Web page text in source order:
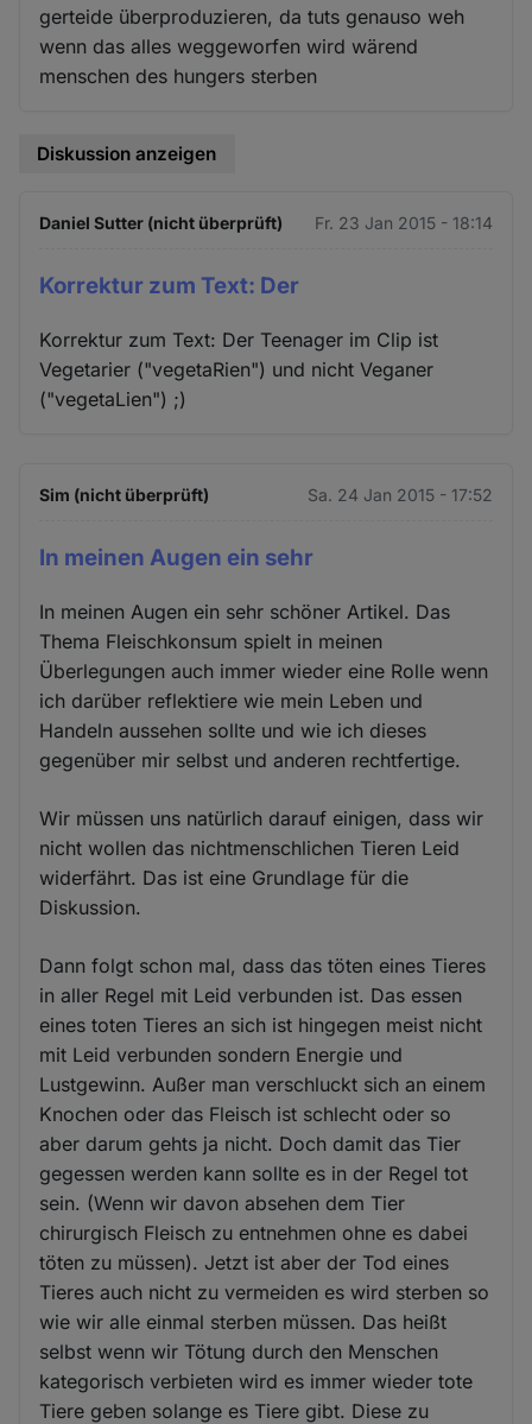
gerteide überproduzieren, da tuts genauso weh
wenn das alles weggeworfen wird wärend
menschen des hungers sterben
Diskussion anzeigen
Daniel Sutter (nicht überprüft) Fr. 23 Jan 2015 - 18:14
Korrektur zum Text: Der
Korrektur zum Text: Der Teenager im Clip ist
Vegetarier ("vegetaRien") und nicht Veganer
("vegetaLien") ;)
Sim (nicht überprüft) Sa. 24 Jan 2015 - 17:52
In meinen Augen ein sehr
In meinen Augen ein sehr schöner Artikel. Das
Thema Fleischkonsum spielt in meinen
Überlegungen auch immer wieder eine Rolle wenn
ich darüber reflektiere wie mein Leben und
Handeln aussehen sollte und wie ich dieses
gegenüber mir selbst und anderen rechtfertige.
Wir müssen uns natürlich darauf einigen, dass wir
nicht wollen das nichtmenschlichen Tieren Leid
widerfährt. Das ist eine Grundlage für die
Diskussion.
Dann folgt schon mal, dass das töten eines Tieres
in aller Regel mit Leid verbunden ist. Das essen
eines toten Tieres an sich ist hingegen meist nicht
mit Leid verbunden sondern Energie und
Lustgewinn. Außer man verschluckt sich an einem
Knochen oder das Fleisch ist schlecht oder so
aber darum gehts ja nicht. Doch damit das Tier
gegessen werden kann sollte es in der Regel tot
sein. (Wenn wir davon absehen dem Tier
chirurgisch Fleisch zu entnehmen ohne es dabei
töten zu müssen). Jetzt ist aber der Tod eines
Tieres auch nicht zu vermeiden es wird sterben so
wie wir alle einmal sterben müssen. Das heißt
selbst wenn wir Tötung durch den Menschen
kategorisch verbieten wird es immer wieder tote
Tiere geben solange es Tiere gibt. Diese zu